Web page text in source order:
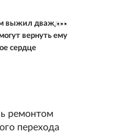
выжил дважды.
вернуть ему
сердце
ремонтом
перехода